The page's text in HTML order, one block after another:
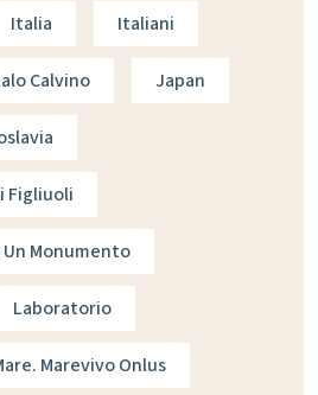
Italia Italiani
Calvino Japan
Figliuoli
Monumento
Laboratorio
Marevivo Onlus